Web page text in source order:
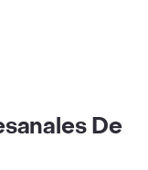
De